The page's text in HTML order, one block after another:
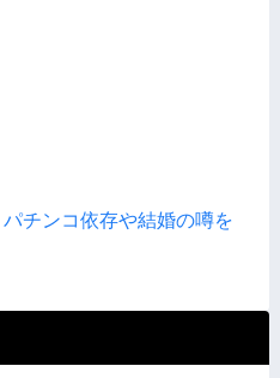
チンコ依存や結婚の噂を